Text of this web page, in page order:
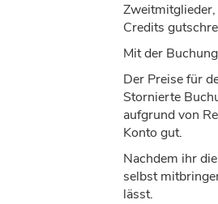
Credits
Mit der
Der Preise für
Stornierte
aufgrund von
Konto gut.
Nachdem ihr
selbst
lässt.